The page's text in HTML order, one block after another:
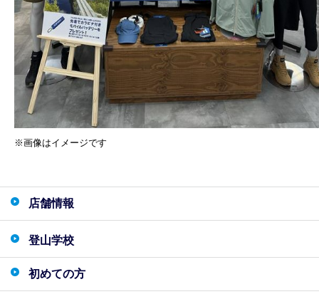
※画像はイメージです
店舗情報
登山学校
初めての方